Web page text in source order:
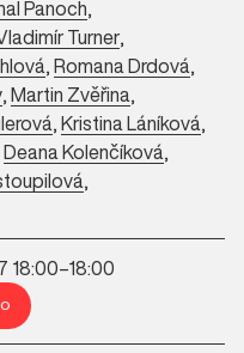
Panoch,
Turner,
,Romana Drdová,
,Martin Zvěřina,
,Kristina Láníková,
Deana Kolenčíková,
,
18:00–18:00